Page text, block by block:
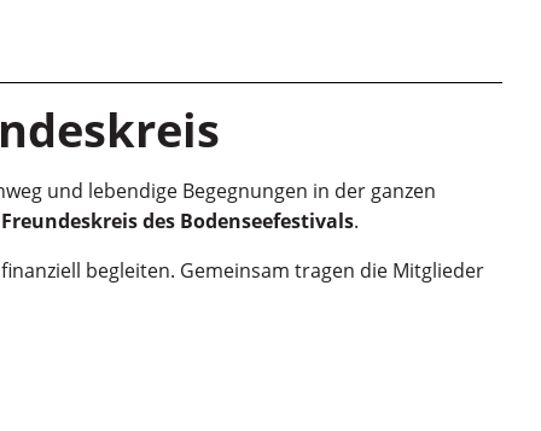
und lebendige Begegnungen in der ganzen
Freundeskreis des Bodenseefestivals.
begleiten. Gemeinsam tragen die Mitglieder